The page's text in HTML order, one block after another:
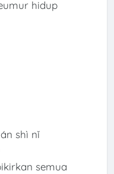
hidup
shì nǐ
semua